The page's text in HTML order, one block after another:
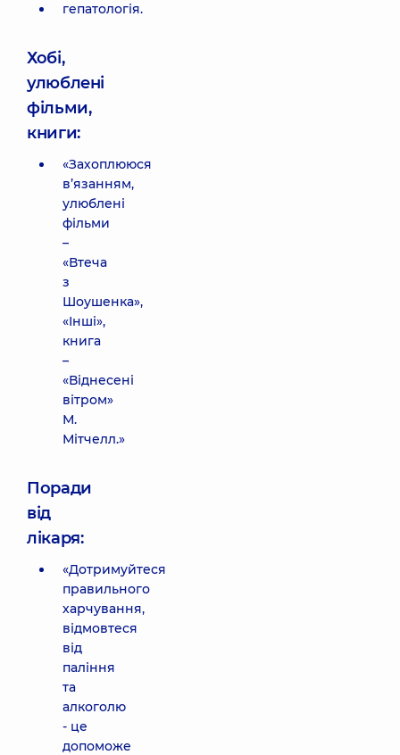
гепатологія.
Хобі,
улюблені
фільми,
книги:
«Захоплююся
в’язанням,
улюблені
фільми
–
«Втеча
з
Шоушенка»,
«Інші»,
книга
–
«Віднесені
вітром»
М.
Мітчелл.»
Поради
від
лікаря:
«Дотримуйтеся
правильного
харчування,
відмовтеся
від
паління
та
алкоголю
- це
допоможе